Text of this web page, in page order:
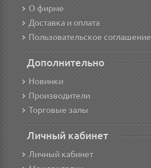
О фирме
Доставка и оплата
Пользовательское соглашение
Дополнительно
Новинки
Производители
Торговые залы
Личный кабинет
Личный кабинет